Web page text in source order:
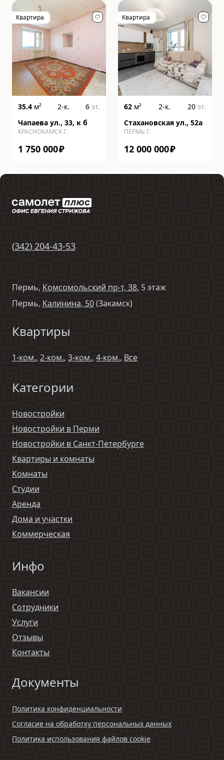
Квартира
35.4 м² 2-к. 6 эт.
Чапаева ул., 33, к б
КРАСНОКАМСК Г.
1 750 000₽
Квартира
62 м² 2-к. 20 эт.
Стахановская ул., 52а
ПЕРМЬ Г.
12 000 000₽
(342) 204-43-53
Пермь, Комсомольский пр-т, 38, 5 этаж
Пермь, Калинина, 50(Закамск)
Квартиры
1-ком., 2-ком., 3-ком., 4-ком., Все
Категории
Новостройки
Новостройки в Перми
Новостройки в Санкт-Петербурге
Квартиры и комнаты
Комнаты
Студии
Аренда
Дома и участки
Коммерческая
Инфо
Вакансии
Сотрудники
Услуги
Отзывы
Контакты
Документы
Политика конфиденциальности
Согласие на обработку персональных данных
Политика использования файлов cookie